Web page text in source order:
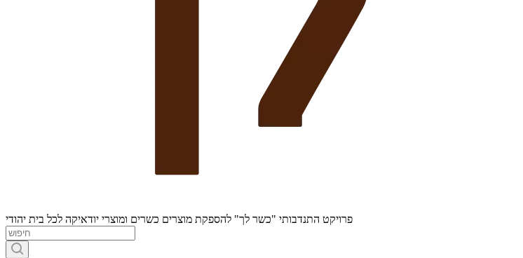
פרויקט התנדבותי "כשר לך" להספקת מוצרים כשרים ומוצרי יודאיקה לכל בית יהודי